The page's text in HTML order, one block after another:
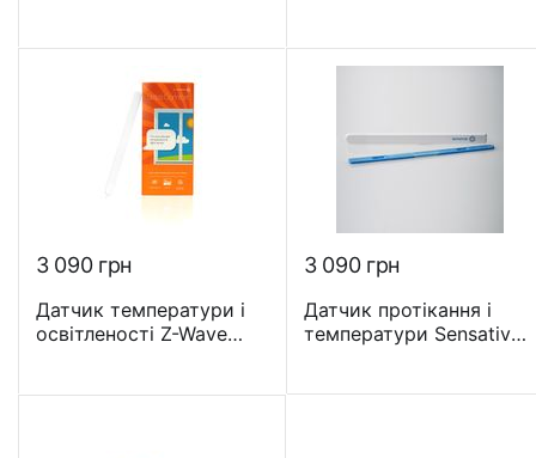
3 090 грн
Датчик температури і
освітленості Z-Wave
3 090 грн
Датчик протікання і
температури Sensative